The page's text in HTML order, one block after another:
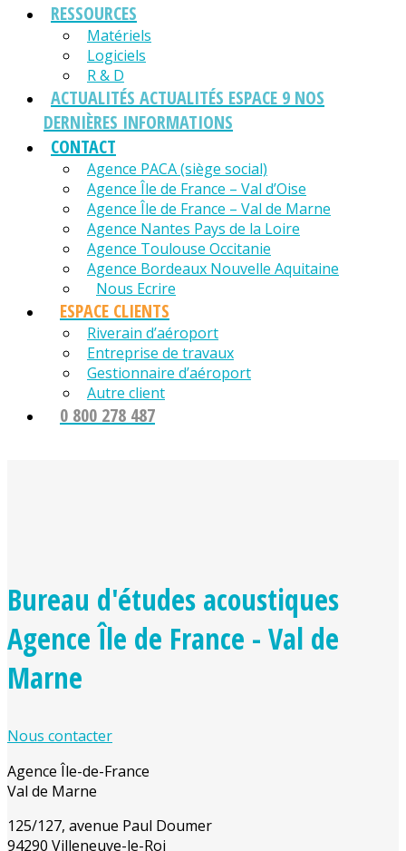
RESSOURCES
Matériels
Logiciels
R & D
ACTUALITÉS ACTUALITÉS ESPACE 9 NOS
DERNIÈRES INFORMATIONS
CONTACT
Agence PACA (siège social)
Agence Île de France – Val d’Oise
Agence Île de France – Val de Marne
Agence Nantes Pays de la Loire
Agence Toulouse Occitanie
Agence Bordeaux Nouvelle Aquitaine
Nous Ecrire
ESPACE CLIENTS
Riverain d’aéroport
Entreprise de travaux
Gestionnaire d’aéroport
Autre client
0 800 278 487
Bureau d'études acoustiques
Agence Île de France - Val de
Marne
Nous contacter
Agence Île-de-France
Val de Marne
125/127, avenue Paul Doumer
94290 Villeneuve-le-Roi